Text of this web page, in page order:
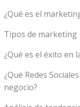
¿Qué es el
Tipos de marketing
¿Qué es el éxito en
¿Qué Redes
negocio?